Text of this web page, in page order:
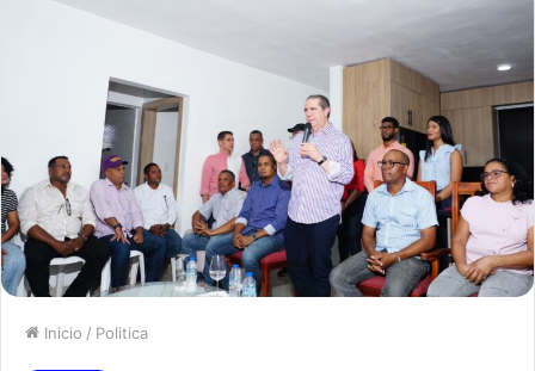
Inicio / Politica